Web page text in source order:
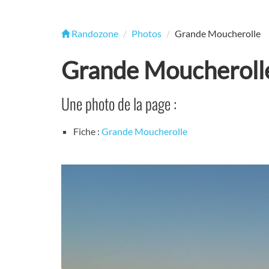
Randozone Photos Grande Moucherolle
Grande
Une photo de la page :
Fiche : Grande Moucherolle